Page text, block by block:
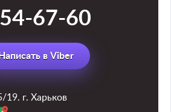
67-60
Написать в Viber
19. г. Харьков